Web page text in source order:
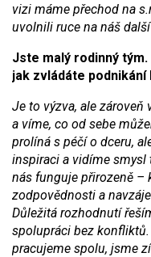
vizi máme přechod na
uvolnili ruce na náš
Jste malý rodinný
jak zvládáte
Je to výzva, ale zároveň
a víme, co od sebe
prolíná s péčí o dceru,
inspiraci a vidíme smysl
nás funguje přirozeně –
zodpovědnosti a
Důležitá rozhodnutí
spolupráci bez
pracujeme spolu, jsme